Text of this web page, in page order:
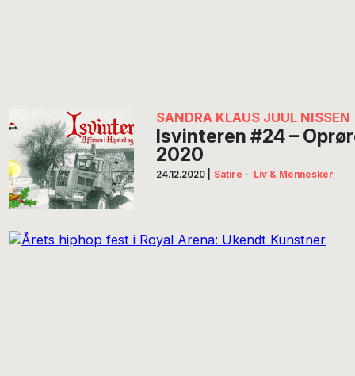
SANDRA KLAUS JUUL NISSEN
Isvinteren #24 –
2020
24.12.2020 Satire · Liv & Mennesker